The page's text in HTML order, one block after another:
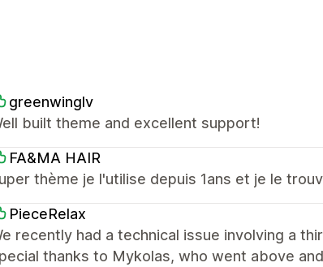
greenwinglv
built theme and excellent support!
FA&MA HAIR
thème je l'utilise depuis 1ans et je le
PieceRelax
recently had a technical issue involving a
thanks to Mykolas, who went above